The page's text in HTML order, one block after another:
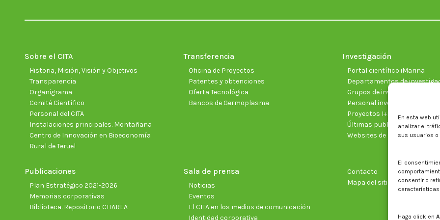
En esta web
analizar el
sus usuarios
El
consentir o
Haga click en
Sobre el CITA
Historia, Misión, Visión y Objetivos
Transparencia
Organigrama
Comité Científico
Personal del CITA
Instalaciones principales. Montañana
Centro de Innovación en Bioeconomía
Rural de Teruel
Transferencia
Oficina de Proyectos
Patentes y obtenciones
Oferta Tecnológica
Bancos de Germoplasma
Investigación
Portal científico iMarina
Departamentos de
Grupos de investigación
Personal investigador
Proyectos I+D+I vigentes
Últimas publicaciones
Websites de proyectos
Publicaciones
Plan Estratégico 2021-2026
Memorias corporativas
Biblioteca. Repositorio CITAREA
Sala de prensa
Noticias
Eventos
El CITA en los medios de comunicación
Identidad corporativa
Contacto
Mapa del sitio web